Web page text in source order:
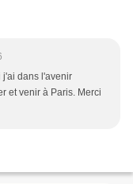
j'ai dans l'avenir
et venir à Paris. Merci